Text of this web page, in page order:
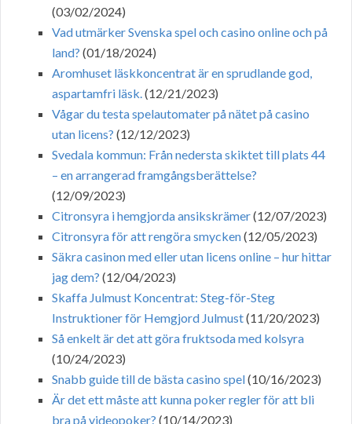
(03/02/2024)
Vad utmärker Svenska spel och casino online och på
land? (01/18/2024)
Aromhuset läskkoncentrat är en sprudlande god,
aspartamfri läsk.(12/21/2023)
Vågar du testa spelautomater på nätet på casino
utan licens? (12/12/2023)
Svedala kommun: Från nedersta skiktet till plats 44
– en arrangerad framgångsberättelse?
(12/09/2023)
Citronsyra i hemgjorda ansikskrämer(12/07/2023)
Citronsyra för att rengöra smycken(12/05/2023)
Säkra casinon med eller utan licens online – hur hittar
jag dem? (12/04/2023)
Skaffa Julmust Koncentrat: Steg-för-Steg
Instruktioner för Hemgjord Julmust(11/20/2023)
Så enkelt är det att göra fruktsoda med kolsyra
(10/24/2023)
Snabb guide till de bästa casino spel(10/16/2023)
Är det ett måste att kunna poker regler för att bli
bra på videopoker? (10/14/2023)